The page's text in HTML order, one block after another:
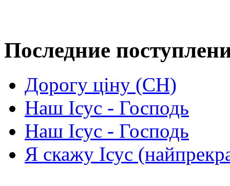
Последние
Дорогу ціну (СН)
Наш Ісус - Господь
Наш Ісус - Господь
Я скажу Ісус